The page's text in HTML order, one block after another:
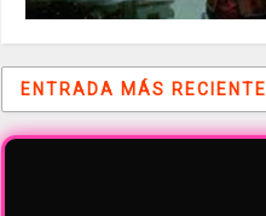
ENTRADA MÁS RECIENTE